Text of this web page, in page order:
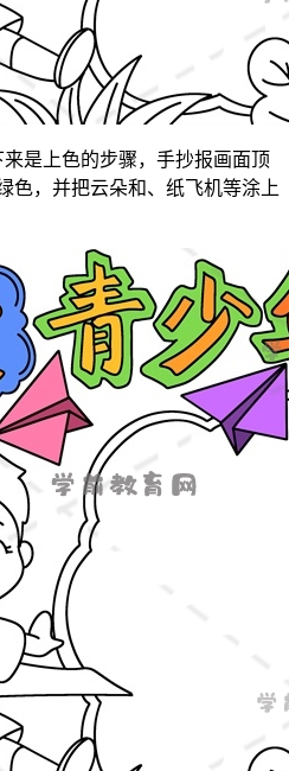
是上色的步骤，手抄报画面顶
色，并把云朵和、纸飞机等涂上